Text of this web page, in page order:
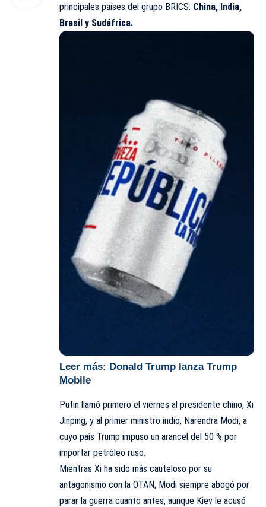
principales países del grupo BRICS: China, India,
Brasil y Sudáfrica.
Leer más: Donald Trump lanza Trump
Mobile
Putin llamó primero el viernes al presidente chino, Xi
Jinping, y al primer ministro indio, Narendra Modi, a
cuyo país Trump impuso un arancel del 50 % por
importar petróleo ruso.
Mientras Xi ha sido más cauteloso por su
antagonismo con la OTAN, Modi siempre abogó por
parar la guerra cuanto antes, aunque Kiev le acusó